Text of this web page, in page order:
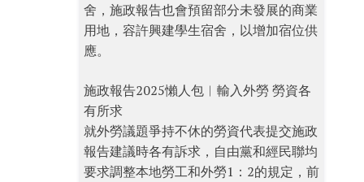
舍，施政報告也會預留部分未發展的商業
用地，容許興建學生宿舍，以增加宿位供
應。
施政報告2025懶人包︱輸入外勞 勞資各
有所求
就外勞議題爭持不休的勞資代表提交施政
報告建議時各有訴求，自由黨和經民聯均
要求調整本地勞工和外勞1：2的規定，前